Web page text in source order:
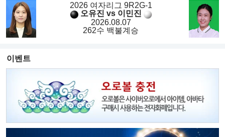
2026 여자리그 9R2G-1
오유진 vs 이민진
2026.08.07
262수 백불계승
이벤트